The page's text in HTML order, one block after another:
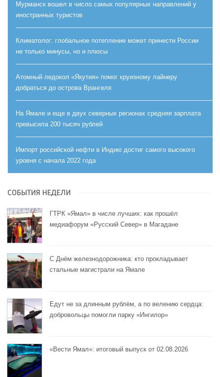
Мурманск вошел в число самых популярных направлений у
иностранных туристов
Климатолог: глобальное потепление может принести России
не только минусы, но и плюсы
Атомный ледокол «Якутия» помог круизному лайнеру
добраться до острова Врангеля
На Ямале и еще в двух северных регионах средняя зарплата
превысила 200 тысяч рублей
Импорт российской нефти в Индию достиг самого высокого
уровня с начала 2022 года
СОБЫТИЯ НЕДЕЛИ
ГТРК «Ямал» в числе лучших: как прошёл
медиафорум «Русский Север» в Магадане
С Днём железнодорожника: кто прокладывает
стальные магистрали на Ямале
Едут не за длинным рублём, а по велению сердца:
добровольцы помогли парку «Ингилор»
«Вести Ямал»: итоговый выпуск от 02.08.2026